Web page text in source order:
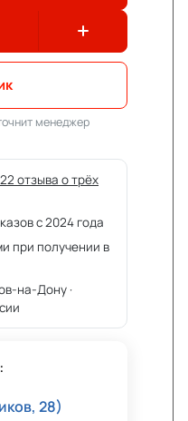
менеджер
отзыва о трёх
с 2024 года
при получении в
на-Дону ·
28)